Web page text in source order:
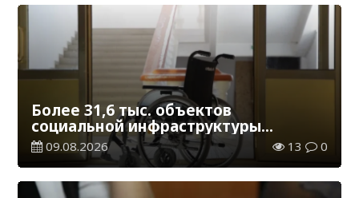
Более 31,6 тыс. объектов
социальной инфраструктуры
адаптированы для лиц с
инвалидностью
09.08.2026 13 0